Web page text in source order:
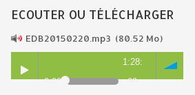
ECOUTER OU TÉLÉCHARGER
EDB20150220.mp3 (80.52 Mo)
0:00
1:28:
09